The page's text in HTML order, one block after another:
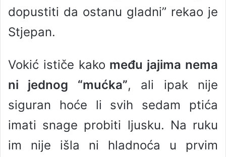
dopustiti da ostanu gladni” rekao je
Stjepan.
Vokić ističe kako među jajima nema
ni jednog “mućka”, ali ipak nije
siguran hoće li svih sedam ptića
imati snage probiti ljusku. Na ruku
im nije išla ni hladnoća u prvim